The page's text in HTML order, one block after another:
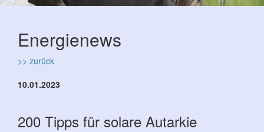
Energienews
>> zurück
10.01.2023
200 Tipps für solare Autarkie